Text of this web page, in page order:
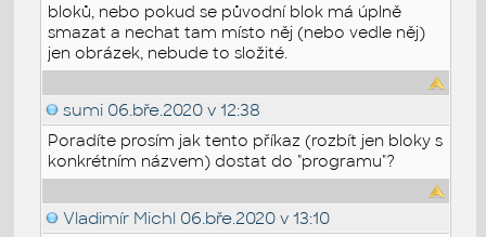
bloků, nebo pokud se původní blok má úplně
smazat a nechat tam místo něj (nebo vedle něj)
jen obrázek, nebude to složité.
sumi 06.bře.2020 v 12:38
Poradíte prosím jak tento příkaz (rozbít jen bloky s
konkrétním názvem) dostat do "programu"?
Vladimír Michl 06.bře.2020 v 13:10